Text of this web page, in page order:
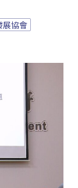
展協會